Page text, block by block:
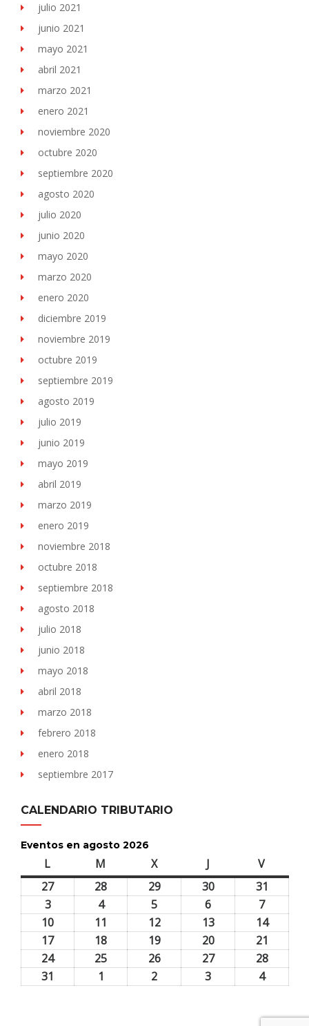
julio 2021
junio 2021
mayo 2021
abril 2021
marzo 2021
enero 2021
noviembre 2020
octubre 2020
septiembre 2020
agosto 2020
julio 2020
junio 2020
mayo 2020
marzo 2020
enero 2020
diciembre 2019
noviembre 2019
octubre 2019
septiembre 2019
agosto 2019
julio 2019
junio 2019
mayo 2019
abril 2019
marzo 2019
enero 2019
noviembre 2018
octubre 2018
septiembre 2018
agosto 2018
julio 2018
junio 2018
mayo 2018
abril 2018
marzo 2018
febrero 2018
enero 2018
septiembre 2017
CALENDARIO TRIBUTARIO
Eventos en agosto 2026
L M Xmiércoles J Vviernes
2727
28 2929
2026
3030
2026
31
2026
33
agosto,
2026
44
agosto,
2026
5
agosto,
2026
6
agosto,
2026
77
agosto,
2026
10
agosto,
2026
11 1212
agosto,
2026
1313
agosto,
2026
1414
2026
1717
agosto,
18 1919
agosto,
2020
agosto,
21
agosto,
2424
25 2626
2727
2828
31 1 2 3 44